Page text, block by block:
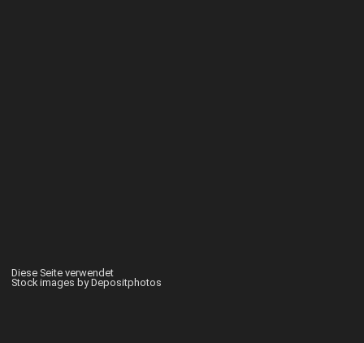
Diese Seite verwendet
Stock images by Depositphotos